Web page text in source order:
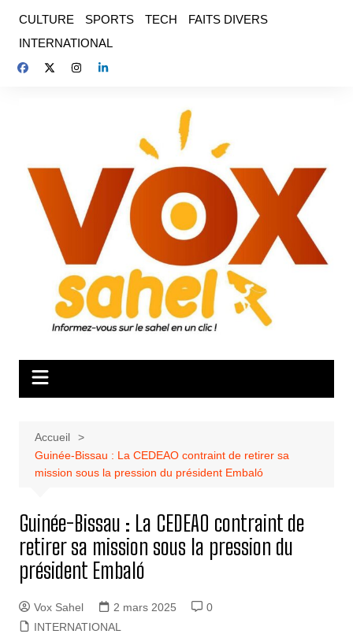
contenu
CULTURE SPORTS TECH
FAITS DIVERS
INTERNATIONAL
Accueil
Guinée-Bissau : La CEDEAO contraint de retirer sa
mission sous la pression du président Embaló
Guinée-Bissau : La CEDEAO contraint de
retirer sa mission sous la pression du
président Embaló
Vox Sahel 2 mars 2025
0
INTERNATIONAL